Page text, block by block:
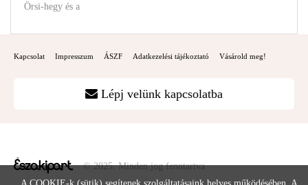
Örsi-hegy és a
Kapcsolat Impresszum ÁSZF Adatkezelési tájékoztató Vásárold meg!
Lépj velünk kapcsolatba
© 2025. Minden jog fenntartva